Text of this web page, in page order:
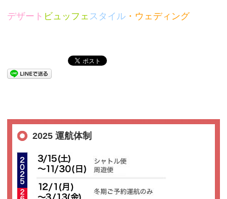
デザート ビュッフェ ス タイル・ウェディング
2025 運航体制